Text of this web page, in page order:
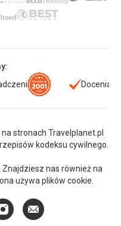
Doceniani
stronach Travelplanet.pl
kodeksu cywilnego.
nas również na
używa plików cookie.
Instagram
E-